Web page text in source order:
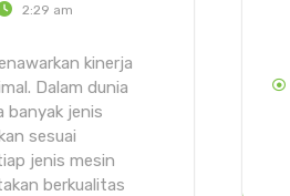
2:29 am
kinerja
Dalam dunia
banyak jenis
sesuai
jenis mesin
berkualitas